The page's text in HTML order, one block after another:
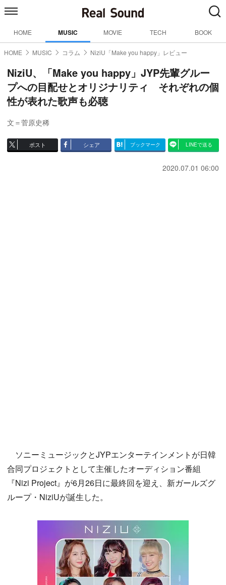
HOME MUSIC MOVIE TECH BOOK
HOME MUSIC コラム NiziU「Make you happy」レビュー
NiziU、「Make you happy」JYP先輩グルー
プへの目配せとオリジナリティ それぞれの個
性が表れた歌声も必聴
文＝菅原史稀
ポスト シェア ブックマーク LINEで送る
2020.07.01 06:00
ソニーミュージックとJYPエンターテインメントが日韓
合同プロジェクトとして主催したオーディション番組
『Nizi Project』が6月26日に最終回を迎え、新ガールズグ
ループ・NiziUが誕生した。